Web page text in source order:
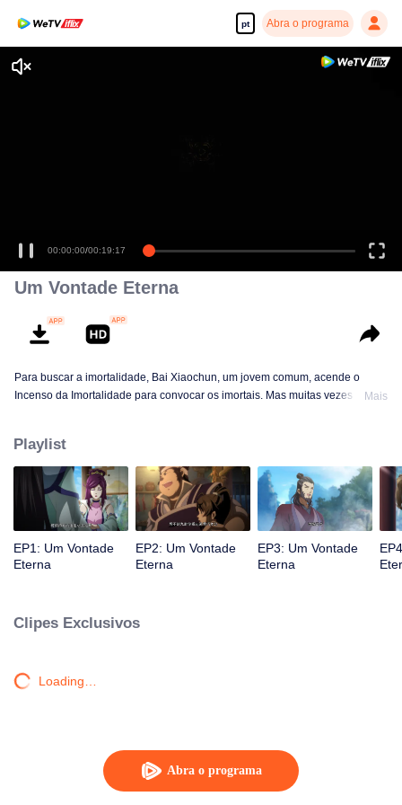
pt Abra o programa
Abra o programa
00:00:00/00:19:17
Um Vontade Eterna
Para buscar a imortalidade, Bai Xiaochun, um jovem comum, acende o
Incenso da Imortalidade para convocar os imortais. Mas muitas vezes ele é
tramas divertidas. Venha assistir para encher seu verão de alegria.
Mais
Playlist
EP1: Um Vontade
Eterna
EP2: Um Vontade
Eterna
EP3: Um Vontade
Eterna
Clipes Exclusivos
Loading…